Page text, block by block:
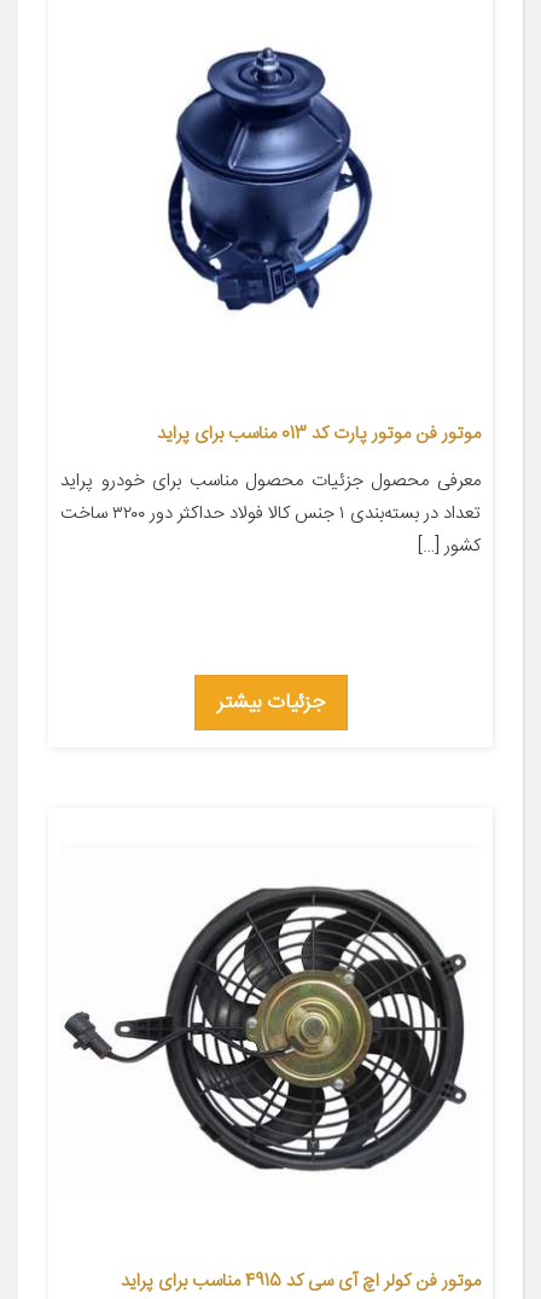
موتور فن موتور پارت کد 013 مناسب برای پراید
معرفی محصول جزئیات محصول مناسب برای خودرو پراید
تعداد در بسته‌بندی ۱ جنس کالا فولاد حداکثر دور ۳۲۰۰ ساخت
کشور […]
جزئیات بیشتر
موتور فن کولر اچ آی سی کد 4915 مناسب برای پراید